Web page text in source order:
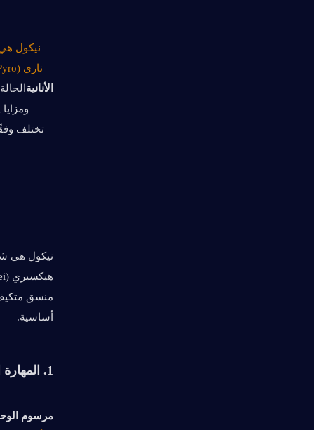
نيكول
ناري (Pyro) قوي، وإلحاق ضرر متزامن مستمر من خارج الميدان.
الأنانية
أساسية.
1. المهارة العنصرية
مرسوم